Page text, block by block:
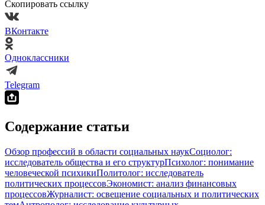
Скопировать ссылку
ВКонтакте
Одноклассники
Telegram
Содержание статьи
Обзор профессий в области социальных наукСоциолог:
исследователь общества и его структурПсихолог: понимание
человеческой психикиПолитолог: исследователь
политических процессовЭкономист: анализ финансовых
процессовЖурналист: освещение социальных и политических